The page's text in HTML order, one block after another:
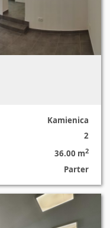
Kamienica
2
36.00 m2
Parter